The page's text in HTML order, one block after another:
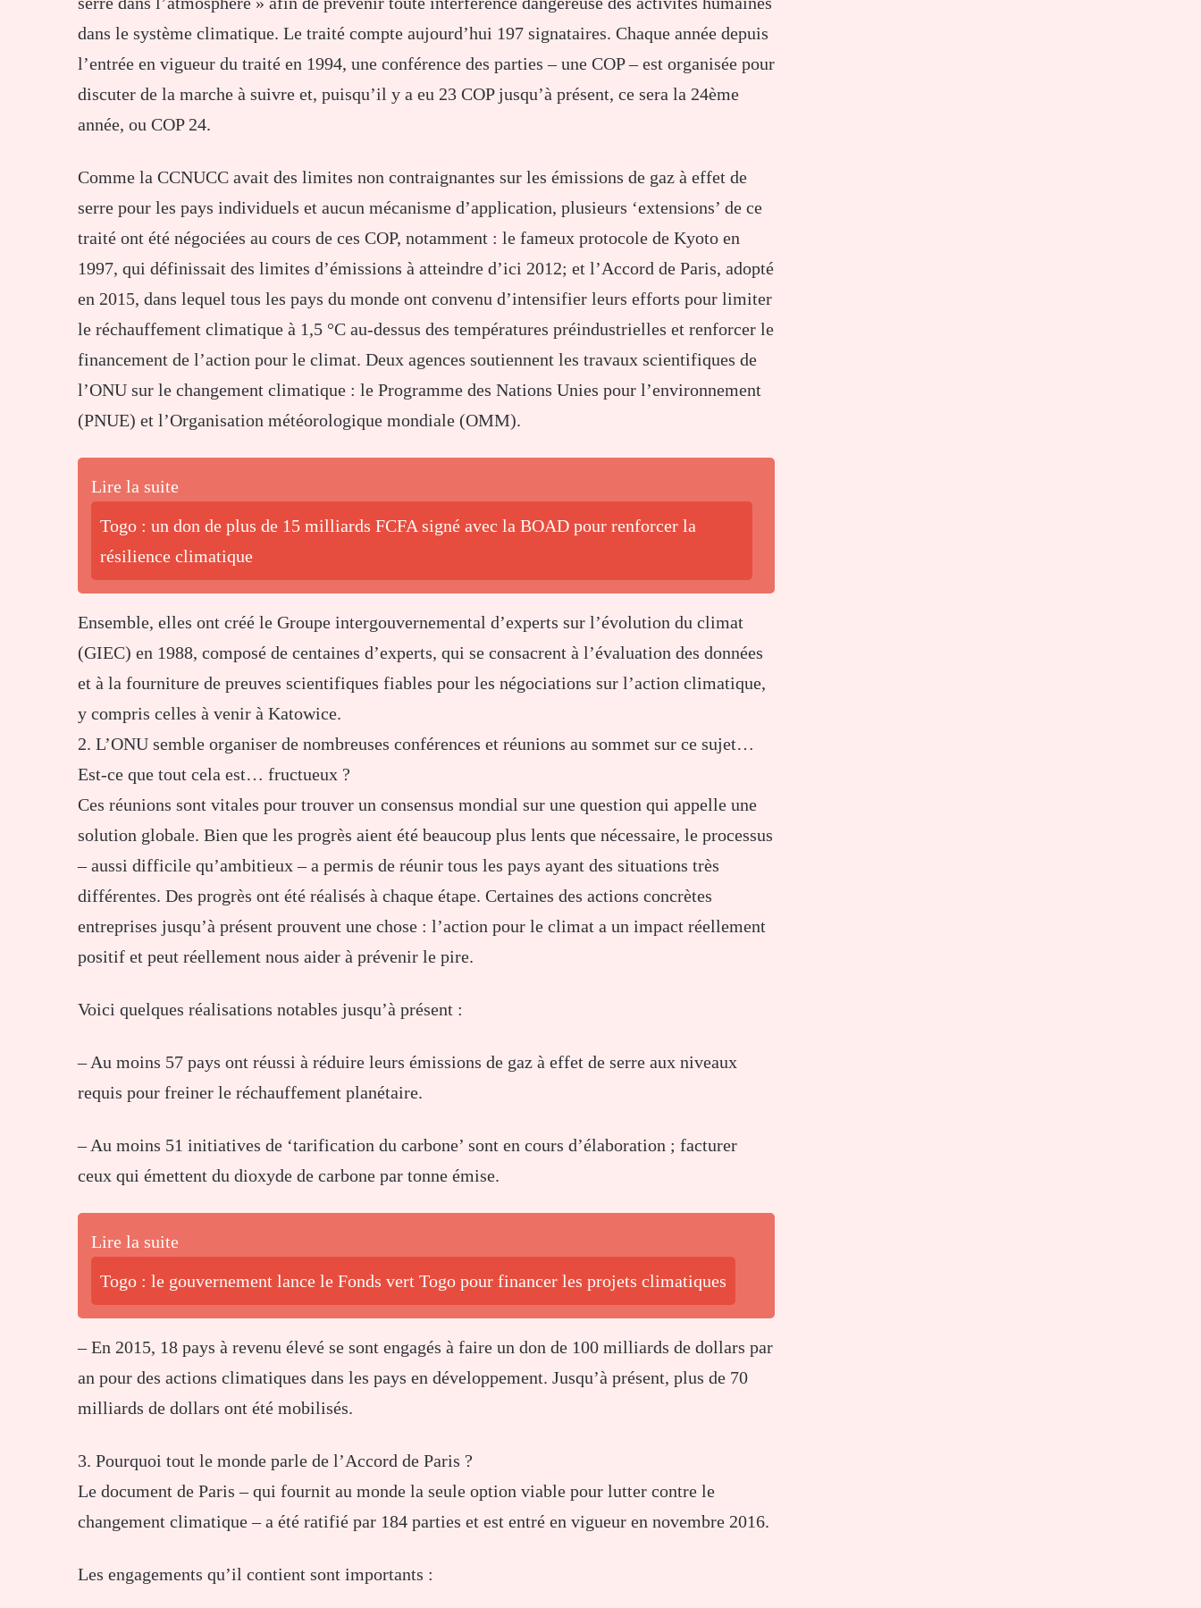
dans le système climatique. Le traité compte aujourd’hui 197 signataires. Chaque année depuis
l’entrée en vigueur du traité en 1994, une conférence des parties – une COP – est organisée pour
discuter de la marche à suivre et, puisqu’il y a eu 23 COP jusqu’à présent, ce sera la 24ème
année, ou COP 24.
Comme la CCNUCC avait des limites non contraignantes sur les émissions de gaz à effet de
serre pour les pays individuels et aucun mécanisme d’application, plusieurs ‘extensions’ de ce
traité ont été négociées au cours de ces COP, notamment : le fameux protocole de Kyoto en
1997, qui définissait des limites d’émissions à atteindre d’ici 2012; et l’Accord de Paris, adopté
en 2015, dans lequel tous les pays du monde ont convenu d’intensifier leurs efforts pour limiter
le réchauffement climatique à 1,5 °C au-dessus des températures préindustrielles et renforcer le
financement de l’action pour le climat. Deux agences soutiennent les travaux scientifiques de
l’ONU sur le changement climatique : le Programme des Nations Unies pour l’environnement
(PNUE) et l’Organisation météorologique mondiale (OMM).
Lire la suite
Togo : un don de plus de 15 milliards FCFA signé avec la BOAD pour renforcer la
résilience climatique
Ensemble, elles ont créé le Groupe intergouvernemental d’experts sur l’évolution du climat
(GIEC) en 1988, composé de centaines d’experts, qui se consacrent à l’évaluation des données
et à la fourniture de preuves scientifiques fiables pour les négociations sur l’action climatique,
y compris celles à venir à Katowice.
2. L’ONU semble organiser de nombreuses conférences et réunions au sommet sur ce sujet…
Est-ce que tout cela est… fructueux ?
Ces réunions sont vitales pour trouver un consensus mondial sur une question qui appelle une
solution globale. Bien que les progrès aient été beaucoup plus lents que nécessaire, le processus
– aussi difficile qu’ambitieux – a permis de réunir tous les pays ayant des situations très
différentes. Des progrès ont été réalisés à chaque étape. Certaines des actions concrètes
entreprises jusqu’à présent prouvent une chose : l’action pour le climat a un impact réellement
positif et peut réellement nous aider à prévenir le pire.
Voici quelques réalisations notables jusqu’à présent :
– Au moins 57 pays ont réussi à réduire leurs émissions de gaz à effet de serre aux niveaux
requis pour freiner le réchauffement planétaire.
– Au moins 51 initiatives de ‘tarification du carbone’ sont en cours d’élaboration ; facturer
ceux qui émettent du dioxyde de carbone par tonne émise.
Lire la suite
Togo : le gouvernement lance le Fonds vert Togo pour financer les projets climatiques
– En 2015, 18 pays à revenu élevé se sont engagés à faire un don de 100 milliards de dollars par
an pour des actions climatiques dans les pays en développement. Jusqu’à présent, plus de 70
milliards de dollars ont été mobilisés.
3. Pourquoi tout le monde parle de l’Accord de Paris ?
Le document de Paris – qui fournit au monde la seule option viable pour lutter contre le
changement climatique – a été ratifié par 184 parties et est entré en vigueur en novembre 2016.
Les engagements qu’il contient sont importants :